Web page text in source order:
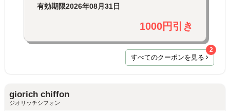
有効期限2026年08月31日
1000円引き
すべてのクーポンを見る
2
giorich chiffon
ジオリッチシフォン